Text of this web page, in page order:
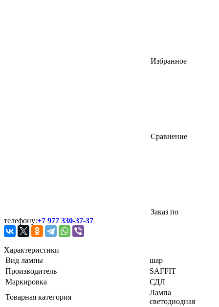
Избранное
Сравнение
Заказ по
телефону:+7 977 330-37-37
Характеристики
Вид лампы
шар
Производитель
SAFFIT
Маркировка
СДЛ
Товарная категория
Лампа
светодиодная